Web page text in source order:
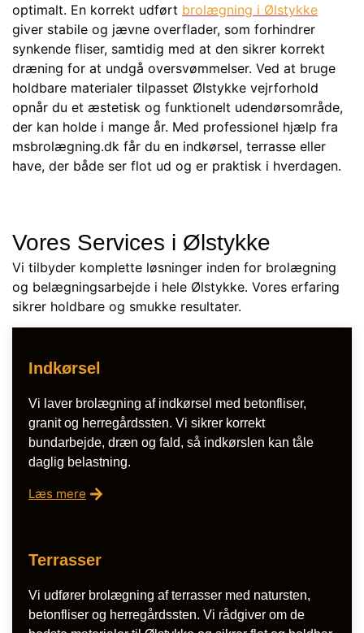
optimalt. En korrekt udført brolægning i Ølstykke
giver stabile og jævne overflader, som forhindrer
synkende fliser, samtidig med at den sikrer korrekt
dræning for at undgå oversvømmelser. Ved at bruge
holdbare materialer tilpasset Ølstykke vejrforhold
opnår du et æstetisk og funktionelt udendørsområde,
der kan holde i mange år. Med professionel hjælp fra
msbrolægning.dk får du en indkørsel, terrasse eller
have, der både ser flot ud og er praktisk i hverdagen.
Vores Services i Ølstykke
Vi tilbyder komplette løsninger inden for brolægning
og belægningsarbejde i hele Ølstykke. Vores erfaring
sikrer holdbare og smukke resultater.
Indkørsel
Vi laver brolægning af indkørsel med betonfliser,
granit og herregårdssten. Vi sikrer korrekt
bundarbejde, dræn og fald, så indkørslen kan tåle
daglig belastning.
Læs mere
Terrasser
Vi udfører brolægning af terrasser med natursten,
betonfliser og herregårdssten. Vi rådgiver om de